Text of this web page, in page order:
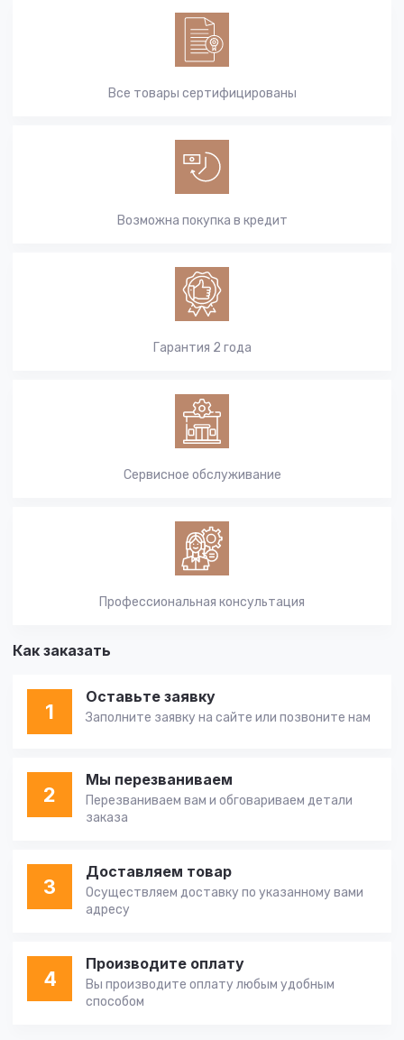
Все товары сертифицированы
Возможна покупка в кредит
Гарантия 2 года
Сервисное обслуживание
Профессиональная консультация
Как заказать
1
Оставьте заявку
Заполните заявку на сайте или позвоните нам
2
Мы перезваниваем
Перезваниваем вам и обговариваем детали
заказа
3
Доставляем товар
Осуществляем доставку по указанному вами
адресу
4
Производите оплату
Вы производите оплату любым удобным
способом